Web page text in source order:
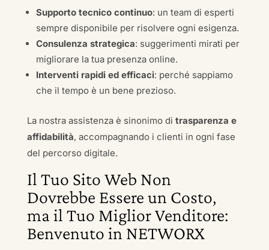
Supporto tecnico continuo: un team di esperti
sempre disponibile per risolvere ogni esigenza.
Consulenza strategica: suggerimenti mirati per
migliorare la tua presenza online.
Interventi rapidi ed efficaci: perché sappiamo
che il tempo è un bene prezioso.
La nostra assistenza è sinonimo di trasparenza e
affidabilità, accompagnando i clienti in ogni fase
del percorso digitale.
Il Tuo Sito Web Non
Dovrebbe Essere un Costo,
ma il Tuo Miglior Venditore:
Benvenuto in NETWORX